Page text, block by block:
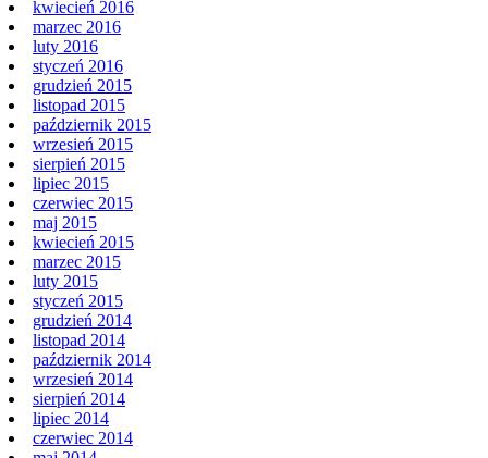
kwiecień 2016
marzec 2016
luty 2016
styczeń 2016
grudzień 2015
listopad 2015
październik 2015
wrzesień 2015
sierpień 2015
lipiec 2015
czerwiec 2015
maj 2015
kwiecień 2015
marzec 2015
luty 2015
styczeń 2015
grudzień 2014
listopad 2014
październik 2014
wrzesień 2014
sierpień 2014
lipiec 2014
czerwiec 2014